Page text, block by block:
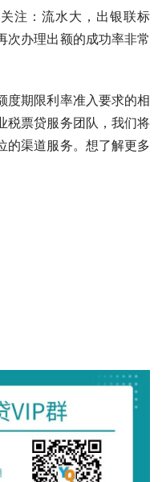
注：流水大，出银联标
次办理出额的成功率非常
度期限利率准入要求的相
税票贷服务团队，我们将
的渠道服务。想了解更多